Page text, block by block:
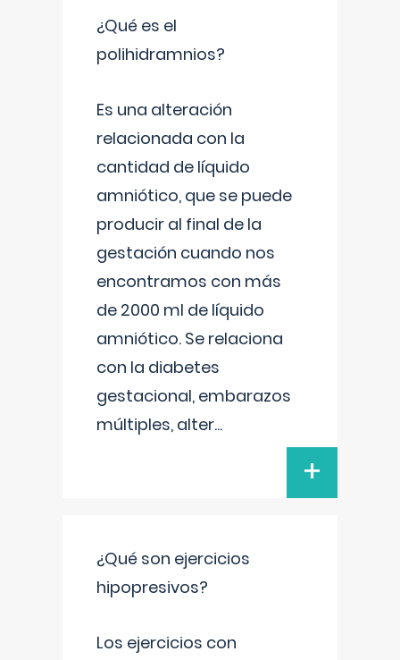
¿Qué es el
polihidramnios?
Es una alteración
relacionada con la
cantidad de líquido
amniótico, que se puede
producir al final de la
gestación cuando nos
encontramos con más
de 2000 ml de líquido
amniótico. Se relaciona
con la diabetes
gestacional, embarazos
múltiples, alter...
+
¿Qué son ejercicios
hipopresivos?
Los ejercicios con